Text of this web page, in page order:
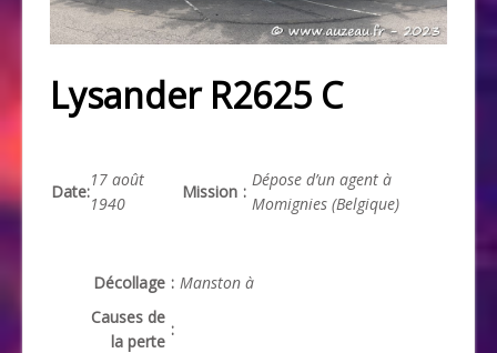
Lysander R2625 C
Date:
17 août
1940
Mission :
Dépose d’un agent à
Momignies (Belgique)
Décollage : Manston à
Causes de
la perte
: